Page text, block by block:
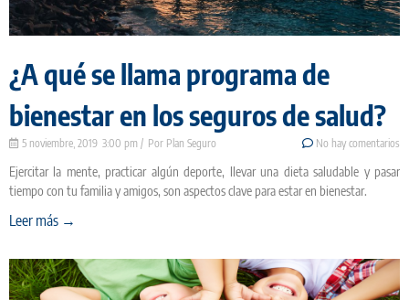
¿A qué se llama programa de
bienestar en los seguros de salud?
Plan Seguro
5 noviembre, 2019 3:00 pm No hay comentarios
Ejercitar la mente, practicar algún deporte, llevar una dieta saludable y pasar
tiempo con tu familia y amigos, son aspectos clave para estar en bienestar.
Leer más →